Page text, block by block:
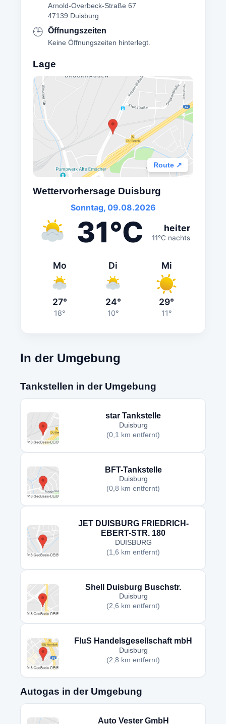
Arnold-Overbeck-Straße 67
47139 Duisburg
🕒 Öffnungszeiten
Keine Öffnungszeiten hinterlegt.
Lage
Route ↗
Wettervorhersage Duisburg
Sonntag, 09.08.2026
31°C heiter
11°C nachts
Mo
27°
18°
Di
24°
10°
Mi
29°
11°
In der Umgebung
Tankstellen in der Umgebung
star Tankstelle
Duisburg
(0,1 km entfernt)
BFT-Tankstelle
Duisburg
(0,8 km entfernt)
JET DUISBURG FRIEDRICH-
EBERT-STR. 180
DUISBURG
(1,6 km entfernt)
Shell Duisburg Buschstr.
Duisburg
(2,6 km entfernt)
FluS Handelsgesellschaft mbH
Duisburg
(2,8 km entfernt)
Autogas in der Umgebung
Auto Vester GmbH